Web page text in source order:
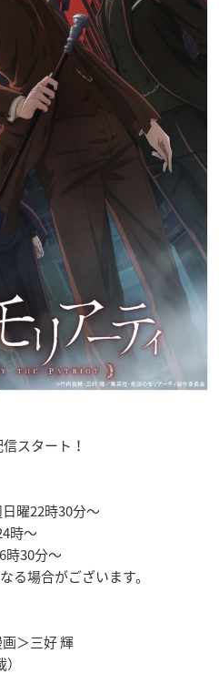
スタート！
曜22時30分～
時～
時30分～
る場合がございます。
＞三好 輝